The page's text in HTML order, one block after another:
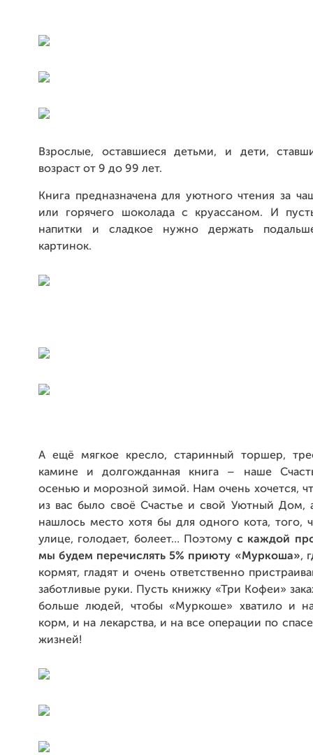
Взрослые, оставшиеся детьми, и дети,
возраст от 9 до 99 лет.
Книга предназначена для уютного чтения за
или горячего шоколада с круассаном. И
напитки и сладкое нужно держать
картинок.
А ещё мягкое кресло, старинный торшер,
камине и долгожданная книга – наше
осенью и морозной зимой. Нам очень хочется,
из вас было своё Счастье и свой Уютный Дом,
нашлось место хотя бы для одного кота, того,
улице, голодает, болеет… Поэтомус каждой
мы будем перечислять 5% приюту «Муркоша»,
кормят, гладят и очень ответственно
заботливые руки. Пусть книжку «Три Кофеи»
больше людей, чтобы «Муркоше» хватило и
корм, и на лекарства, и на все операции по
жизней!